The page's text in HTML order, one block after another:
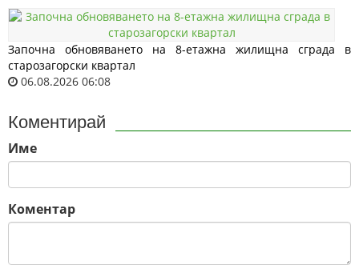
Започна обновяването на 8-етажна жилищна сграда в
старозагорски квартал
06.08.2026 06:08
Коментирай
Име
Коментар